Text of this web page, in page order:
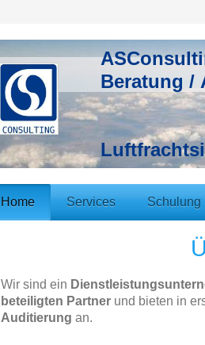
Beratung /
Home Services Schulung
Wir sind ein
beteiligten Partner und bieten in
Auditierung an.